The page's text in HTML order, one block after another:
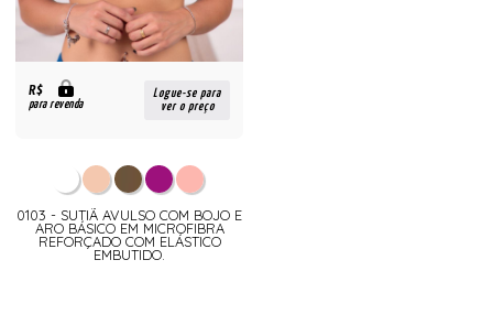
R$
para revenda
Logue-se para
ver o preço
0103 - SUTIÃ AVULSO COM BOJO E
ARO BÁSICO EM MICROFIBRA
REFORÇADO COM ELÁSTICO
EMBUTIDO.